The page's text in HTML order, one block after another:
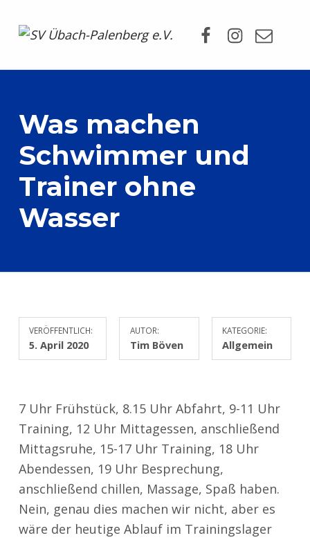
Was machen
Schwimmer und
Trainer ohne
Wasser
VERÖFFENTLICH:
5. April 2020
AUTOR:
Tim Böven
KATEGORIE:
Allgemein
7 Uhr Frühstück, 8.15 Uhr Abfahrt, 9-11 Uhr
Training, 12 Uhr Mittagessen, anschließend
Mittagsruhe, 15-17 Uhr Training, 18 Uhr
Abendessen, 19 Uhr Besprechung,
anschließend chillen, Massage, Spaß haben.
Nein, genau dies machen wir nicht, aber es
wäre der heutige Ablauf im Trainingslager